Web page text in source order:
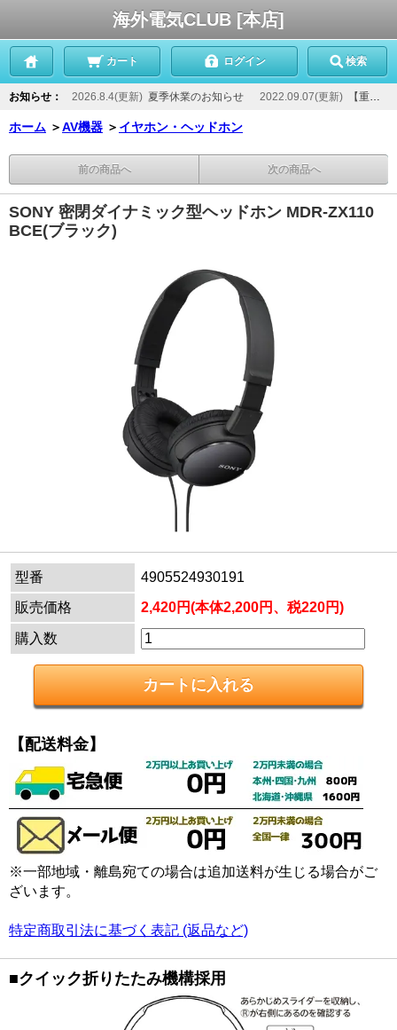
海外電気CLUB [本店]
カート ログイン 検索
お知らせ： 2026.8.4(更新) 夏季休業のお知らせ 2022.09.07(更新) 【重要】当店からのメールが届かないお客様へ
ホーム ＞AV機器 ＞ イヤホン・ヘッドホン
前の商品へ 次の商品へ
SONY 密閉ダイナミック型ヘッドホン MDR-ZX110
BCE(ブラック)
型番
4905524930191
販売価格
2,420円(本体2,200円、税220円)
購入数
【配送料金】
※一部地域・離島宛ての場合は追加送料が生じる場合がご
ざいます。
特定商取引法に基づく表記 (返品など)
■クイック折りたたみ機構採用